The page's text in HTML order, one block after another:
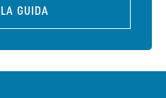
GUIDA